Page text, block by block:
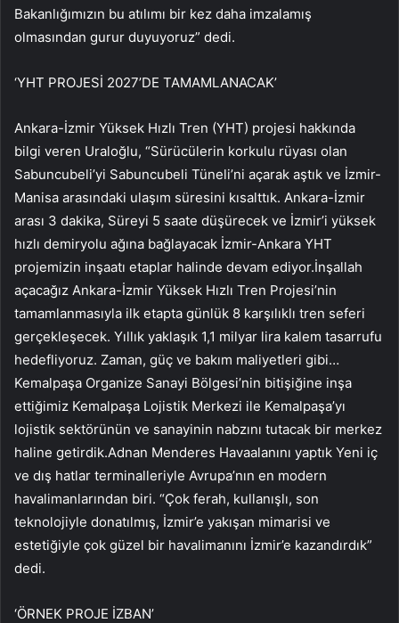
Bakanlığımızın bu atılımı bir kez daha imzalamış
olmasından gurur duyuyoruz” dedi.
‘YHT PROJESİ 2027’DE TAMAMLANACAK’
Ankara-İzmir Yüksek Hızlı Tren (YHT) projesi hakkında
bilgi veren Uraloğlu, “Sürücülerin korkulu rüyası olan
Sabuncubeli’yi Sabuncubeli Tüneli’ni açarak aştık ve İzmir-
Manisa arasındaki ulaşım süresini kısalttık. Ankara-İzmir
arası 3 dakika, Süreyi 5 saate düşürecek ve İzmir’i yüksek
hızlı demiryolu ağına bağlayacak İzmir-Ankara YHT
projemizin inşaatı etaplar halinde devam ediyor.İnşallah
açacağız Ankara-İzmir Yüksek Hızlı Tren Projesi’nin
tamamlanmasıyla ilk etapta günlük 8 karşılıklı tren seferi
gerçekleşecek. Yıllık yaklaşık 1,1 milyar lira kalem tasarrufu
hedefliyoruz. Zaman, güç ve bakım maliyetleri gibi…
Kemalpaşa Organize Sanayi Bölgesi’nin bitişiğine inşa
ettiğimiz Kemalpaşa Lojistik Merkezi ile Kemalpaşa’yı
lojistik sektörünün ve sanayinin nabzını tutacak bir merkez
haline getirdik.Adnan Menderes Havaalanını yaptık Yeni iç
ve dış hatlar terminalleriyle Avrupa’nın en modern
havalimanlarından biri. “Çok ferah, kullanışlı, son
teknolojiyle donatılmış, İzmir’e yakışan mimarisi ve
estetiğiyle çok güzel bir havalimanını İzmir’e kazandırdık”
dedi.
‘ÖRNEK PROJE İZBAN’